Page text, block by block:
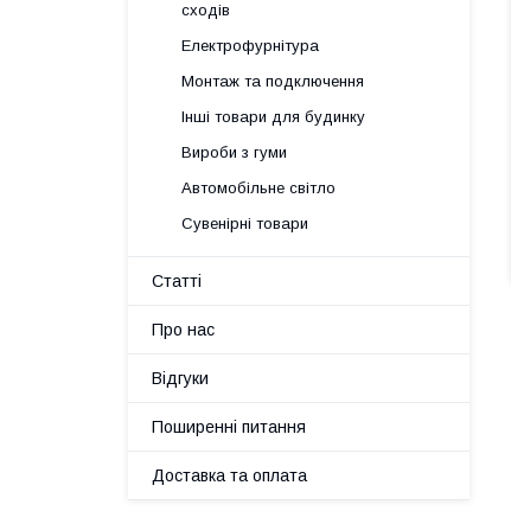
сходів
Електрофурнітура
Монтаж та подключення
Інші товари для будинку
Вироби з гуми
Автомобільне світло
Сувенірні товари
Статті
Про нас
Відгуки
Поширенні питання
Доставка та оплата